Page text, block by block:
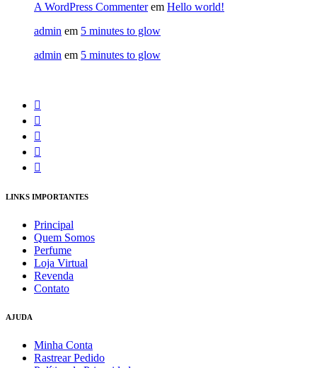
A WordPress Commenterem Hello world!
admin em 5 minutes to glow
admin em 5 minutes to glow
LINKS IMPORTANTES
Principal
Quem Somos
Perfume
Loja Virtual
Revenda
Contato
AJUDA
Minha Conta
Rastrear Pedido